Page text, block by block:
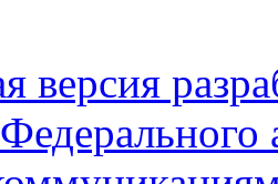
версия